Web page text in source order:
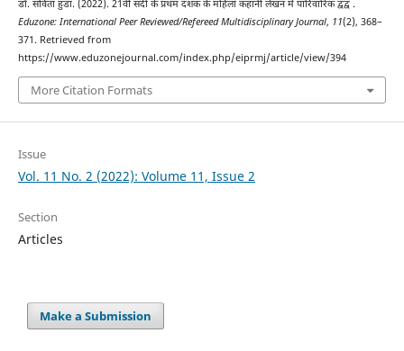
डॉ. सविता हुडा. (2022). 21वीं सदी के प्रथम दशक के महिला कहानी लेखन में पारिवारिक द्वंद्व .
Eduzone: International Peer Reviewed/Refereed Multidisciplinary Journal, 11(2), 368–
371. Retrieved from
https://www.eduzonejournal.com/index.php/eiprmj/article/view/394
More Citation Formats
Issue
Vol. 11 No. 2 (2022): Volume 11, Issue 2
Section
Articles
Make a Submission